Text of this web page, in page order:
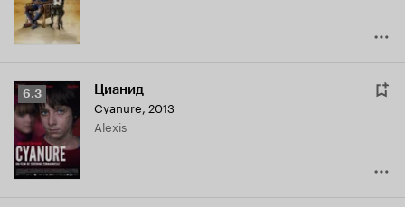
Рейтинг
Кинопоиска
6.3
6.3 Цианид
Cyanure, 2013
Alexis